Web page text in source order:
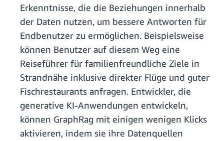
Erkenntnisse, die die Beziehungen innerhalb
der Daten nutzen, um bessere Antworten für
Endbenutzer zu ermöglichen. Beispielsweise
können Benutzer auf diesem Weg eine
Reiseführer für familienfreundliche Ziele in
Strandnähe inklusive direkter Flüge und guter
Fischrestaurants anfragen. Entwickler, die
generative KI-Anwendungen entwickeln,
können GraphRag mit einigen wenigen Klicks
aktivieren, indem sie ihre Datenquellen